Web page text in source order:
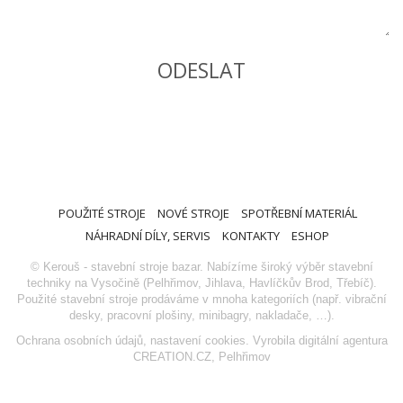
POUŽITÉ STROJE NOVÉ STROJE
SPOTŘEBNÍ MATERIÁL
NÁHRADNÍ DÍLY, SERVIS
KONTAKTY ESHOP
© Kerouš - stavební stroje bazar. Nabízíme široký výběr stavební
techniky na Vysočině (Pelhřimov, Jihlava, Havlíčkův Brod, Třebíč).
Použité stavební stroje prodáváme v mnoha kategoriích (např. vibrační
desky, pracovní plošiny, minibagry, nakladače, …).
Ochrana osobních údajů, nastavení cookies. Vyrobila digitální agentura
CREATION.CZ, Pelhřimov